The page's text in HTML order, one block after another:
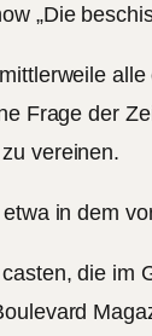
„Die
Frage der
vereinen.
in dem
die im